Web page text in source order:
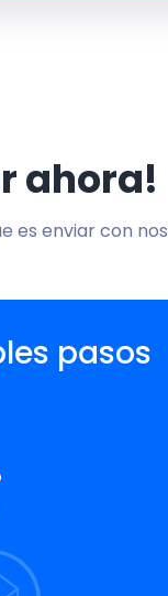
ahora!
es enviar con
pasos